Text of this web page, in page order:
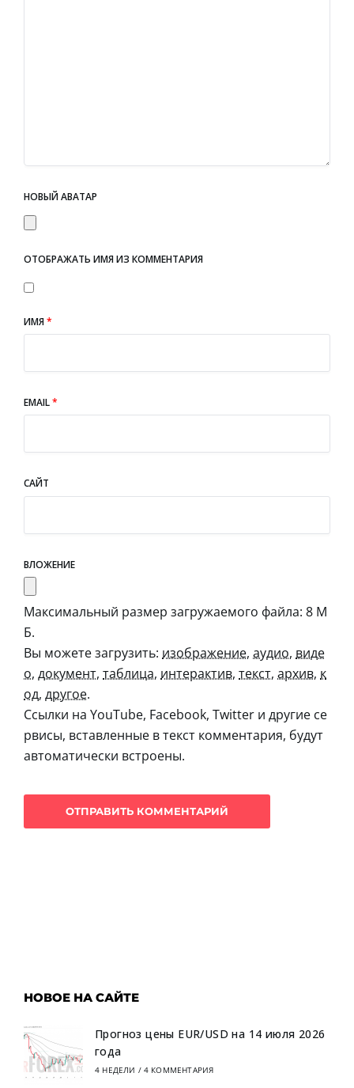
НОВЫЙ АВАТАР
ОТОБРАЖАТЬ ИМЯ ИЗ КОММЕНТАРИЯ
ИМЯ*
EMAIL*
САЙТ
ВЛОЖЕНИЕ
Максимальный размер загружаемого файла: 8 М
Б.
Вы можете загрузить: изображение, аудио, виде
о, документ, таблица, интерактив, текст, архив, к
од, другое.
Ссылки на YouTube, Facebook, Twitter и другие се
рвисы, вставленные в текст комментария, будут
автоматически встроены.
НОВОЕ НА САЙТЕ
Прогноз цены EUR/USD на 14 июля 2026
года
4 НЕДЕЛИ / 4 КОММЕНТАРИЯ